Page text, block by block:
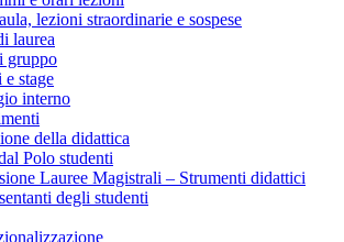
lezioni straordinarie e sospese
laurea
gruppo
stage
interno
della didattica
Polo studenti
Lauree Magistrali – Strumenti didattici
degli studenti